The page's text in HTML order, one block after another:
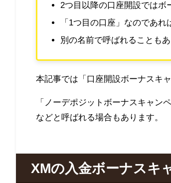
2つ目以降の口座開設ではボ
「1つ目の口座」なのであ
別の名前で呼ばれることも
本記事では「口座開設ボーナスキ
「ノーデポジットボーナスキャン
などと呼ばれる場合もあります。
XMの入金ボーナスキ